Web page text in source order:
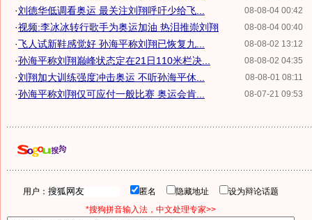
08-08-04 00:42
·刘德华低调看奥运 最关注刘翔呼吁少给飞...
08-08-04 00:40
·视频:李冰冰转行歌手为奥运加油 热泪推崇刘翔
08-08-02 13:12
·飞人试新鞋感觉好 孙海平称刘翔已恢复九...
08-08-02 04:35
·孙海平称刘翔巅峰状态定在21日110米栏决...
08-08-01 08:11
·刘翔加大训练强度冲击奥运 不听孙海平休...
08-07-21 09:53
·孙海平称刘翔仅可应付一般比赛 奥运会肯...
用户： 匿名 隐藏地址
设为辩论话题
*搜狗拼音输入法，中文处理专家>>